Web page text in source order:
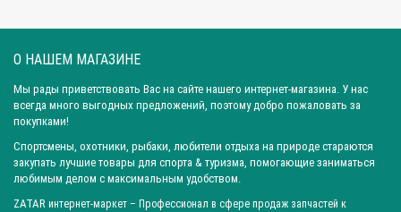
О НАШЕМ МАГАЗИНЕ
Мы рады приветствовать Вас на сайте нашего интернет-магазина. У нас
всегда много выгодных предложений, поэтому добро пожаловать за
покупками!
Спортсмены, охотники, рыбаки, любители отдыха на природе стараются
закупать лучшие товары для спорта & туризма, помогающие заниматься
любимым делом с максимальным удобством.
ZATAR интернет-маркет – Профессионал в сфере продаж запчастей к